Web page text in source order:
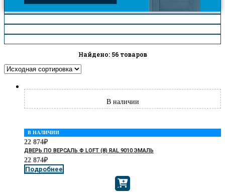
Найдено: 56 товаров
В НАЛИЧИИ
22 874₽
ДВЕРЬ ПО ВЕРСАЛЬ Ф LOFT (8) RAL 9010 ЭМАЛЬ
22 874₽
Подробнее